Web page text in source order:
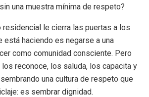
una muestra mínima de respeto?
residencial le cierra las puertas a los
está haciendo es negarse a una
como comunidad consciente. Pero
los reconoce, los saluda, los capacita y
una cultura de respeto que
es sembrar dignidad.